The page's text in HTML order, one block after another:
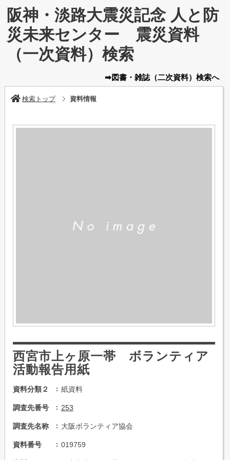
阪神・淡路大震災記念 人と防
災未来センター 震災資料
（一次資料）検索
➡図書・雑誌（二次資料） 検索へ
検索トップ 資料情報
西宮市上ヶ原一帯 ボランティア
活動報告用紙
資料分類２ 紙資料
調査先番号 253
調査先名称 大阪ボランティア協会
資料番号 019759